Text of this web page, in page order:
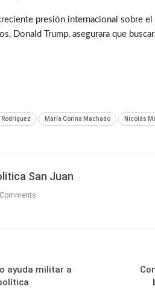
presión internacional sobre
Donald Trump, asegurara que
María Corina Machado Nicolás
San Juan
ayuda militar a